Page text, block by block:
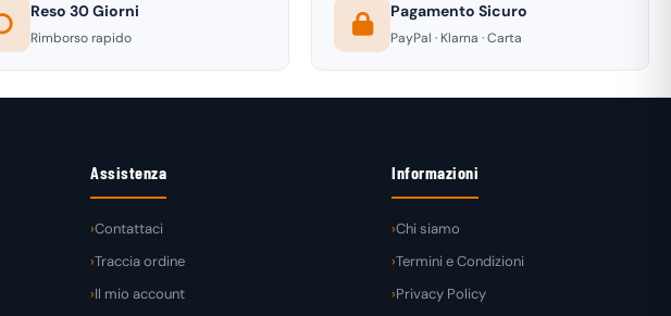
Reso 30 Giorni
Rimborso rapido
Pagamento Sicuro
PayPal · Klarna · Carta
Assistenza
Contattaci
Traccia ordine
Il mio account
Informazioni
Chi siamo
Termini e Condizioni
Privacy Policy